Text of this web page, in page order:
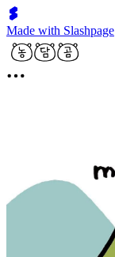
Made with Slashpage